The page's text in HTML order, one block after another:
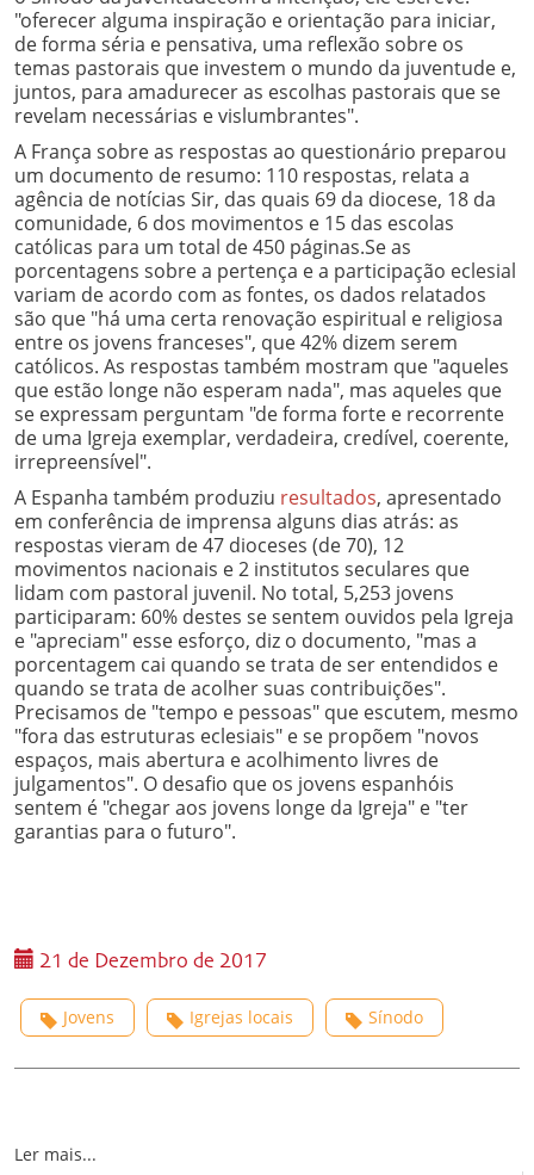
"oferecer alguma inspiração e orientação para iniciar,
de forma séria e pensativa, uma reflexão sobre os
temas pastorais que investem o mundo da juventude e,
juntos, para amadurecer as escolhas pastorais que se
revelam necessárias e vislumbrantes".
A França sobre as respostas ao questionário preparou
um documento de resumo: 110 respostas, relata a
agência de notícias Sir, das quais 69 da diocese, 18 da
comunidade, 6 dos movimentos e 15 das escolas
católicas para um total de 450 páginas.Se as
porcentagens sobre a pertença e a participação eclesial
variam de acordo com as fontes, os dados relatados
são que "há uma certa renovação espiritual e religiosa
entre os jovens franceses", que 42% dizem serem
católicos. As respostas também mostram que "aqueles
que estão longe não esperam nada", mas aqueles que
se expressam perguntam "de forma forte e recorrente
de uma Igreja exemplar, verdadeira, credível, coerente,
irrepreensível".
A Espanha também produziu resultados, apresentado
em conferência de imprensa alguns dias atrás: as
respostas vieram de 47 dioceses (de 70), 12
movimentos nacionais e 2 institutos seculares que
lidam com pastoral juvenil. No total, 5,253 jovens
participaram: 60% destes se sentem ouvidos pela Igreja
e "apreciam" esse esforço, diz o documento, "mas a
porcentagem cai quando se trata de ser entendidos e
quando se trata de acolher suas contribuições".
Precisamos de "tempo e pessoas" que escutem, mesmo
"fora das estruturas eclesiais" e se propõem "novos
espaços, mais abertura e acolhimento livres de
julgamentos". O desafio que os jovens espanhóis
sentem é "chegar aos jovens longe da Igreja" e "ter
garantias para o futuro".
21 de Dezembro de 2017
Jovens Igrejas locais Sínodo
Ler mais...